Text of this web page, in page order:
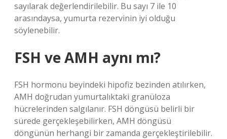
sayılarak değerlendirilebilir. Bu sayı 7 ile 10
arasındaysa, yumurta rezervinin iyi olduğu
söylenebilir.
FSH ve AMH aynı mı?
FSH hormonu beyindeki hipofiz bezinden atılırken,
AMH doğrudan yumurtalıktaki granüloza
hücrelerinden salgılanır. FSH döngüsü belirli bir
sürede gerçekleşebilirken, AMH döngüsü
döngünün herhangi bir zamanda gerçekleştirilebilir.